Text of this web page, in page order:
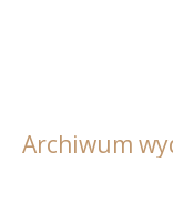
Archiwum